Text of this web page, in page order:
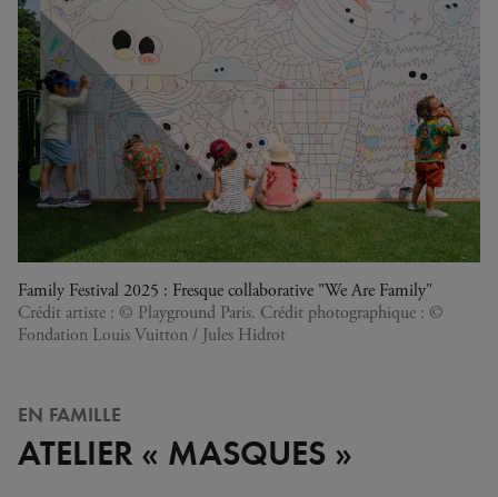
Family Festival 2025 : Fresque collaborative "We Are Family"
Crédit artiste : © Playground Paris. Crédit photographique : ©
Fondation Louis Vuitton / Jules Hidrot
EN FAMILLE
ATELIER « MASQUES »